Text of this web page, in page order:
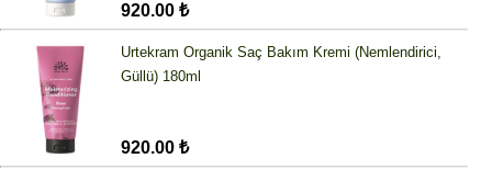
920.00 ₺
Urtekram Organik Saç Bakım Kremi (Nemlendirici,
Güllü) 180ml
920.00 ₺